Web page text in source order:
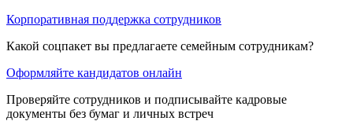
Корпоративная поддержка сотрудников
Какой соцпакет вы предлагаете семейным сотрудникам?
Оформляйте кандидатов онлайн
Проверяйте сотрудников и подписывайте кадровые
документы без бумаг и личных встреч